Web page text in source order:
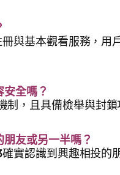
與基本觀看服務，用
全嗎？
制，且具備檢舉與封
友或另一半嗎？
確實認識到興趣相投的